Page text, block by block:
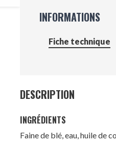
INFORMATIONS
Fiche technique
DESCRIPTION
INGRÉDIENTS
Faine de blé, eau, huile de